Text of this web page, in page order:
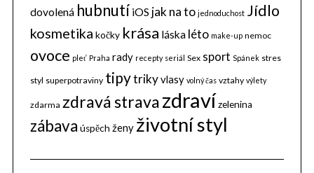
dovolená hubnutí iOS jak na to jednoduchost Jídlo
kosmetika kočky krása láska léto make-up nemoc
ovoce pleť Praha rady recepty seriál Sex sport Spánek stres
styl superpotraviny tipytrikyvlasy volný čas vztahy výlety
zdarma zdravá stravazdravízelenina
zábava úspěch ženy životní styl
S
a
r
h